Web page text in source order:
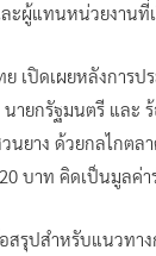
ะผู้แทนหน่วยงานที่
เปิดเผยหลังการป
นายกรัฐมนตรี และ
นยาง ด้วยกลไกตล
บาท คิดเป็นมูลค่
รุปสำหรับแนวทาง